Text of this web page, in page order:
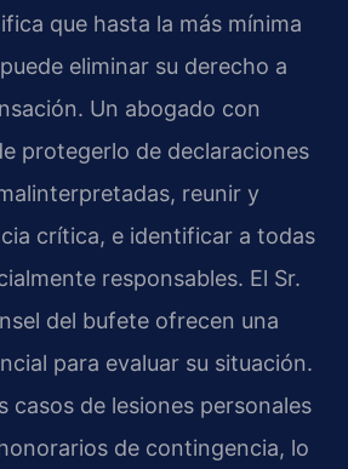
que hasta la más mínima
eliminar su derecho a
Un abogado con
protegerlo de declaraciones
reunir y
crítica, e identificar a todas
responsables. El Sr.
del bufete ofrecen una
para evaluar su situación.
casos de lesiones personales
de contingencia, lo